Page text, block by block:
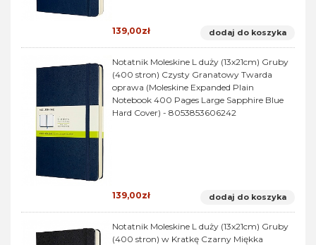
139,00zł dodaj do koszyka
Notatnik Moleskine L duży (13x21cm) Gruby
(400 stron) Czysty Granatowy Twarda
oprawa (Moleskine Expanded Plain
Notebook 400 Pages Large Sapphire Blue
Hard Cover) - 8053853606242
139,00zł dodaj do koszyka
Notatnik Moleskine L duży (13x21cm) Gruby
(400 stron) w Kratkę Czarny Miękka